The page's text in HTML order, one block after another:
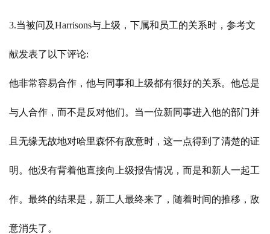
3.当被问及Harrisons与上级，下属和员工的关系时，参考文
献发表了以下评论:
他非常容易合作，他与同事和上级都有很好的关系。他总是
与人合作，而不是反对他们。当一位新同事进入他的部门并
且无缘无故地对哈里森怀有敌意时，这一点得到了清楚的证
明。他没有背着他直接向上级报告情况，而是和新人一起工
作。最终的结果是，新工人最终来了，随着时间的推移，敌
意消失了。